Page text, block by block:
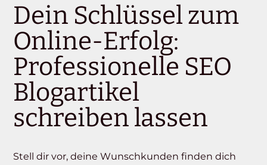
Dein Schlüssel zum
Online-Erfolg:
Professionelle SEO
Blogartikel
schreiben lassen
Stell dir vor, deine Wunschkunden finden dich